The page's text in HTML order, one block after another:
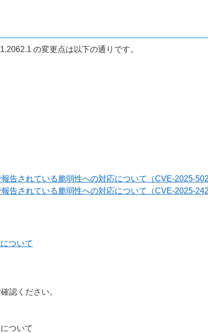
の変更点は以下の通りです。
告されている脆弱性への対応について（CVE-2025-
告されている脆弱性への対応について（CVE-2025-
ついて
認ください。
ついて